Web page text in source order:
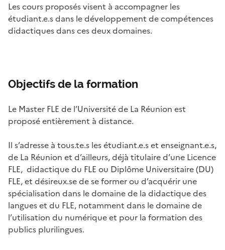
Les cours proposés visent à accompagner les
étudiant.e.s dans le développement de compétences
didactiques dans ces deux domaines.
Objectifs de la formation
Le Master FLE de l’Université de La Réunion est
proposé entièrement à distance.
Il s’adresse à tous.te.s les étudiant.e.s et enseignant.e.s,
de La Réunion et d’ailleurs, déjà titulaire d’une Licence
FLE, didactique du FLE ou Diplôme Universitaire (DU)
FLE, et désireux.se de se former ou d’acquérir une
spécialisation dans le domaine de la didactique des
langues et du FLE, notamment dans le domaine de
l’utilisation du numérique et pour la formation des
publics plurilingues.